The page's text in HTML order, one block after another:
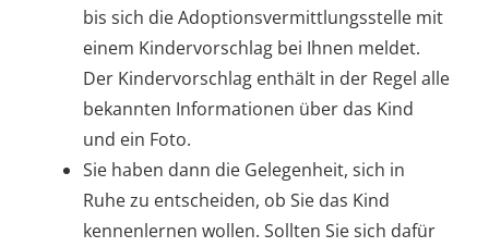
bis sich die Adoptionsvermittlungsstelle mit
einem Kindervorschlag bei Ihnen meldet.
Der Kindervorschlag enthält in der Regel alle
bekannten Informationen über das Kind
und ein Foto.
Sie haben dann die Gelegenheit, sich in
Ruhe zu entscheiden, ob Sie das Kind
kennenlernen wollen. Sollten Sie sich dafür